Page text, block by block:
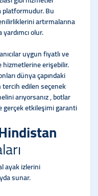
platformudur. Bu
artırmalarına
olur.
uygun fiyatlı ve
erişebilir.
dünya çapındaki
tercih edilen seçenek
arıyorsanız , botlar
etkileşimi garanti
ayak izlerini
sunar.